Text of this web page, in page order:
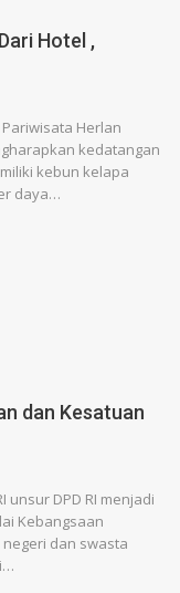
Hotel ,
Herlan
kedatangan
kebun kelapa
daya…
dan Kesatuan
unsur DPD RI menjadi
Kebangsaan
dan swasta